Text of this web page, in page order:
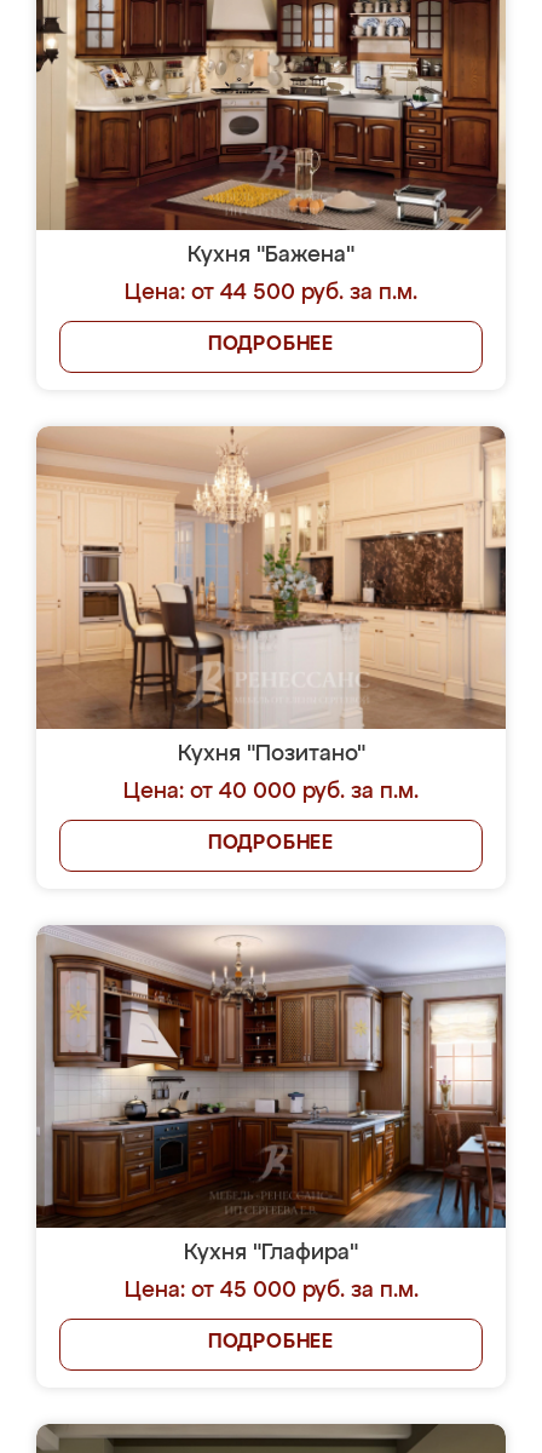
Кухня "Бажена"
Цена: от 44 500 руб. за п.м.
ПОДРОБНЕЕ
Кухня "Позитано"
Цена: от 40 000 руб. за п.м.
ПОДРОБНЕЕ
Кухня "Глафира"
Цена: от 45 000 руб. за п.м.
ПОДРОБНЕЕ